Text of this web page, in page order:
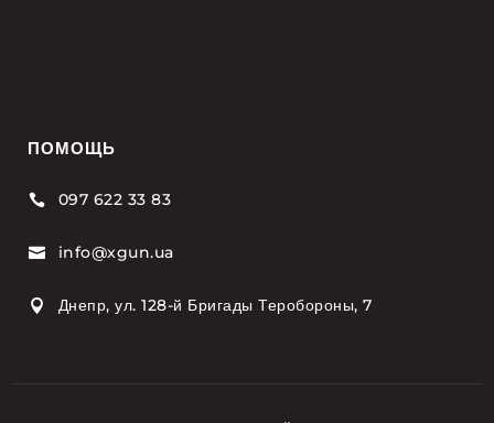
ПОМОЩЬ
 097 622 33 83
 info@xgun.ua
 Днепр, ул. 128-й Бригады Теробороны, 7